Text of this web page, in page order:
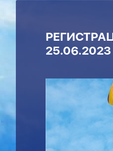
25.06.2023